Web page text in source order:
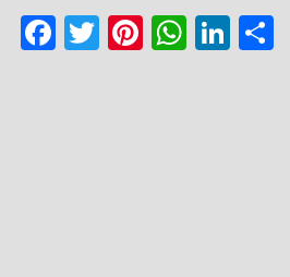
Facebook
Twitter
Pinterest